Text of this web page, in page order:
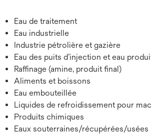
Eau de traitement
Eau industrielle
Industrie pétrolière et gazière
Eau des puits d’injection et eau
Raffinage (amine, produit final)
Aliments et boissons
Eau embouteillée
Liquides de refroidissement pour
Produits chimiques
Eaux souterraines/récupérées/usées